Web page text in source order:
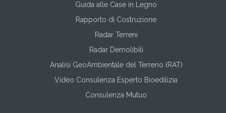
Guida alle Case in Legno
Rapporto di Costruzione
Radar Terreni
Radar Demolibili
Analisi GeoAmbientale del Terreno (RAT)
Video Consulenza Esperto Bioedilizia
Consulenza Mutuo